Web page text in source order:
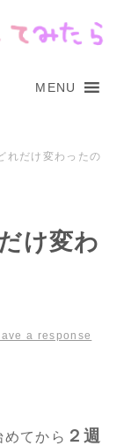
MENU
れだけ変わったの
け変わ
a response
てから ２週